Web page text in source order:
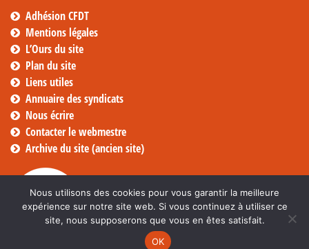
Adhésion CFDT
Mentions légales
L’Ours du site
Plan du site
Liens utiles
Annuaire des syndicats
Nous écrire
Contacter le webmestre
Archive du site (ancien site)
Nous utilisons des cookies pour vous garantir la meilleure
expérience sur notre site web. Si vous continuez à utiliser ce
site, nous supposerons que vous en êtes satisfait.
OK